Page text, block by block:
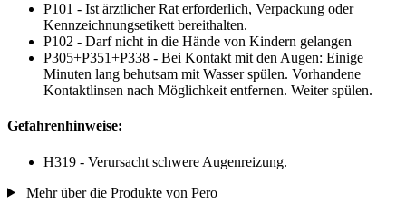
P101 - Ist ärztlicher Rat erforderlich, Verpackung oder
Kennzeichnungsetikett bereithalten.
P102 - Darf nicht in die Hände von Kindern gelangen
P305+P351+P338 - Bei Kontakt mit den Augen: Einige
Minuten lang behutsam mit Wasser spülen. Vorhandene
Kontaktlinsen nach Möglichkeit entfernen. Weiter spülen.
Gefahrenhinweise:
H319 - Verursacht schwere Augenreizung.
Mehr über die Produkte von Pero